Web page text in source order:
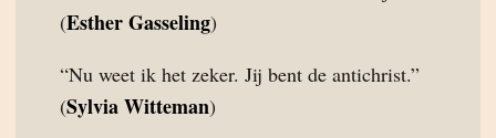
(Esther Gasseling)
“Nu weet ik het zeker. Jij bent de antichrist.”
(Sylvia Witteman)